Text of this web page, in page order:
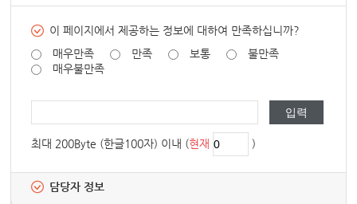
이 페이지에서 제공하는 정보에 대하여 만족하십니까?
매우만족
만족 보통
불만족
매우불만족
최대 200Byte (한글100자) 이내 (현재 )
담당자 정보